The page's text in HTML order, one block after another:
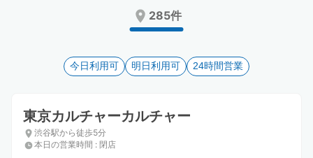
shortcuts
for
changing
question
to
get
shortcuts
for
changing
285件
今日利用可 明日利用可 24時間営業
東京カルチャーカルチャー
渋谷駅から徒歩5分
本日の営業時間 : 閉店